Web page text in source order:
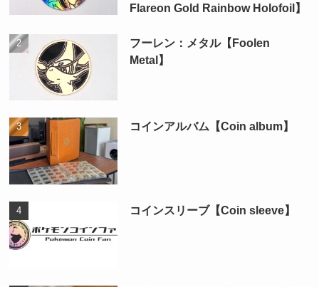
Flareon Gold Rainbow Holofoil】
フーレン：メタル【Foolen
Metal】
コインアルバム【Coin album】
コインスリーブ【Coin sleeve】